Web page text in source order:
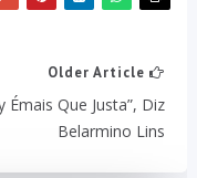
Older Article
Que Justa”, Diz
Belarmino Lins